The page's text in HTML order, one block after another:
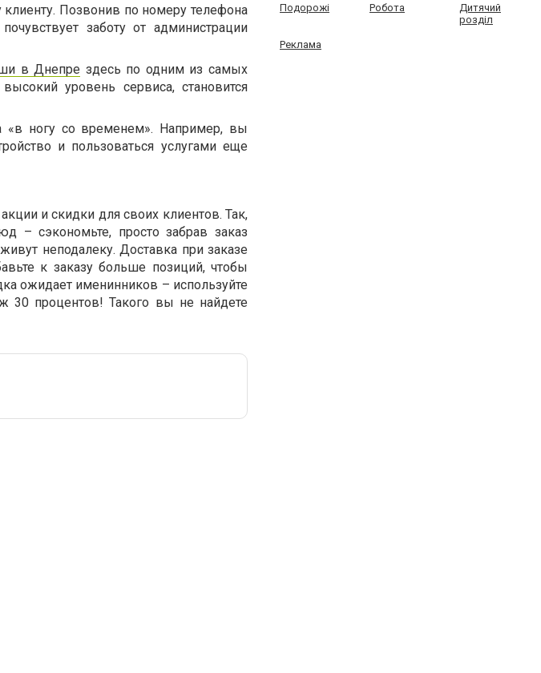
Позвонив по номеру телефона
заботу от администрации
в Днепре здесь по одним из самых
уровень сервиса, становится
«в ногу со временем». Например, вы
и пользоваться услугами еще
и скидки для своих клиентов. Так,
– сэкономьте, просто забрав заказ
неподалеку. Доставка при заказе
к заказу больше позиций, чтобы
ожидает именинников – используйте
30 процентов! Такого вы не найдете
Подорожі Робота
Дитячий
розділ
Реклама